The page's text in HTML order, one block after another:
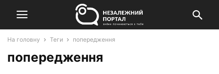
На головну Теги попередження
попередження